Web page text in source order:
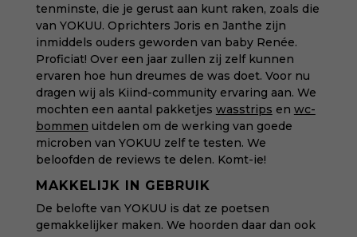
tenminste, die je gerust aan kunt raken, zoals die
van YOKUU. Oprichters Joris en Janthe zijn
inmiddels ouders geworden van baby Renée.
Proficiat! Over een jaar zullen zij zelf kunnen
ervaren hoe hun dreumes de was doet. Voor nu
dragen wij als Kiind-community ervaring aan. We
mochten een aantal pakketjes wasstrips en wc-
bommen uitdelen om de werking van goede
microben van YOKUU zelf te testen. We
beloofden de reviews te delen. Komt-ie!
MAKKELIJK IN GEBRUIK
De belofte van YOKUU is dat ze poetsen
gemakkelijker maken. We hoorden daar dan ook